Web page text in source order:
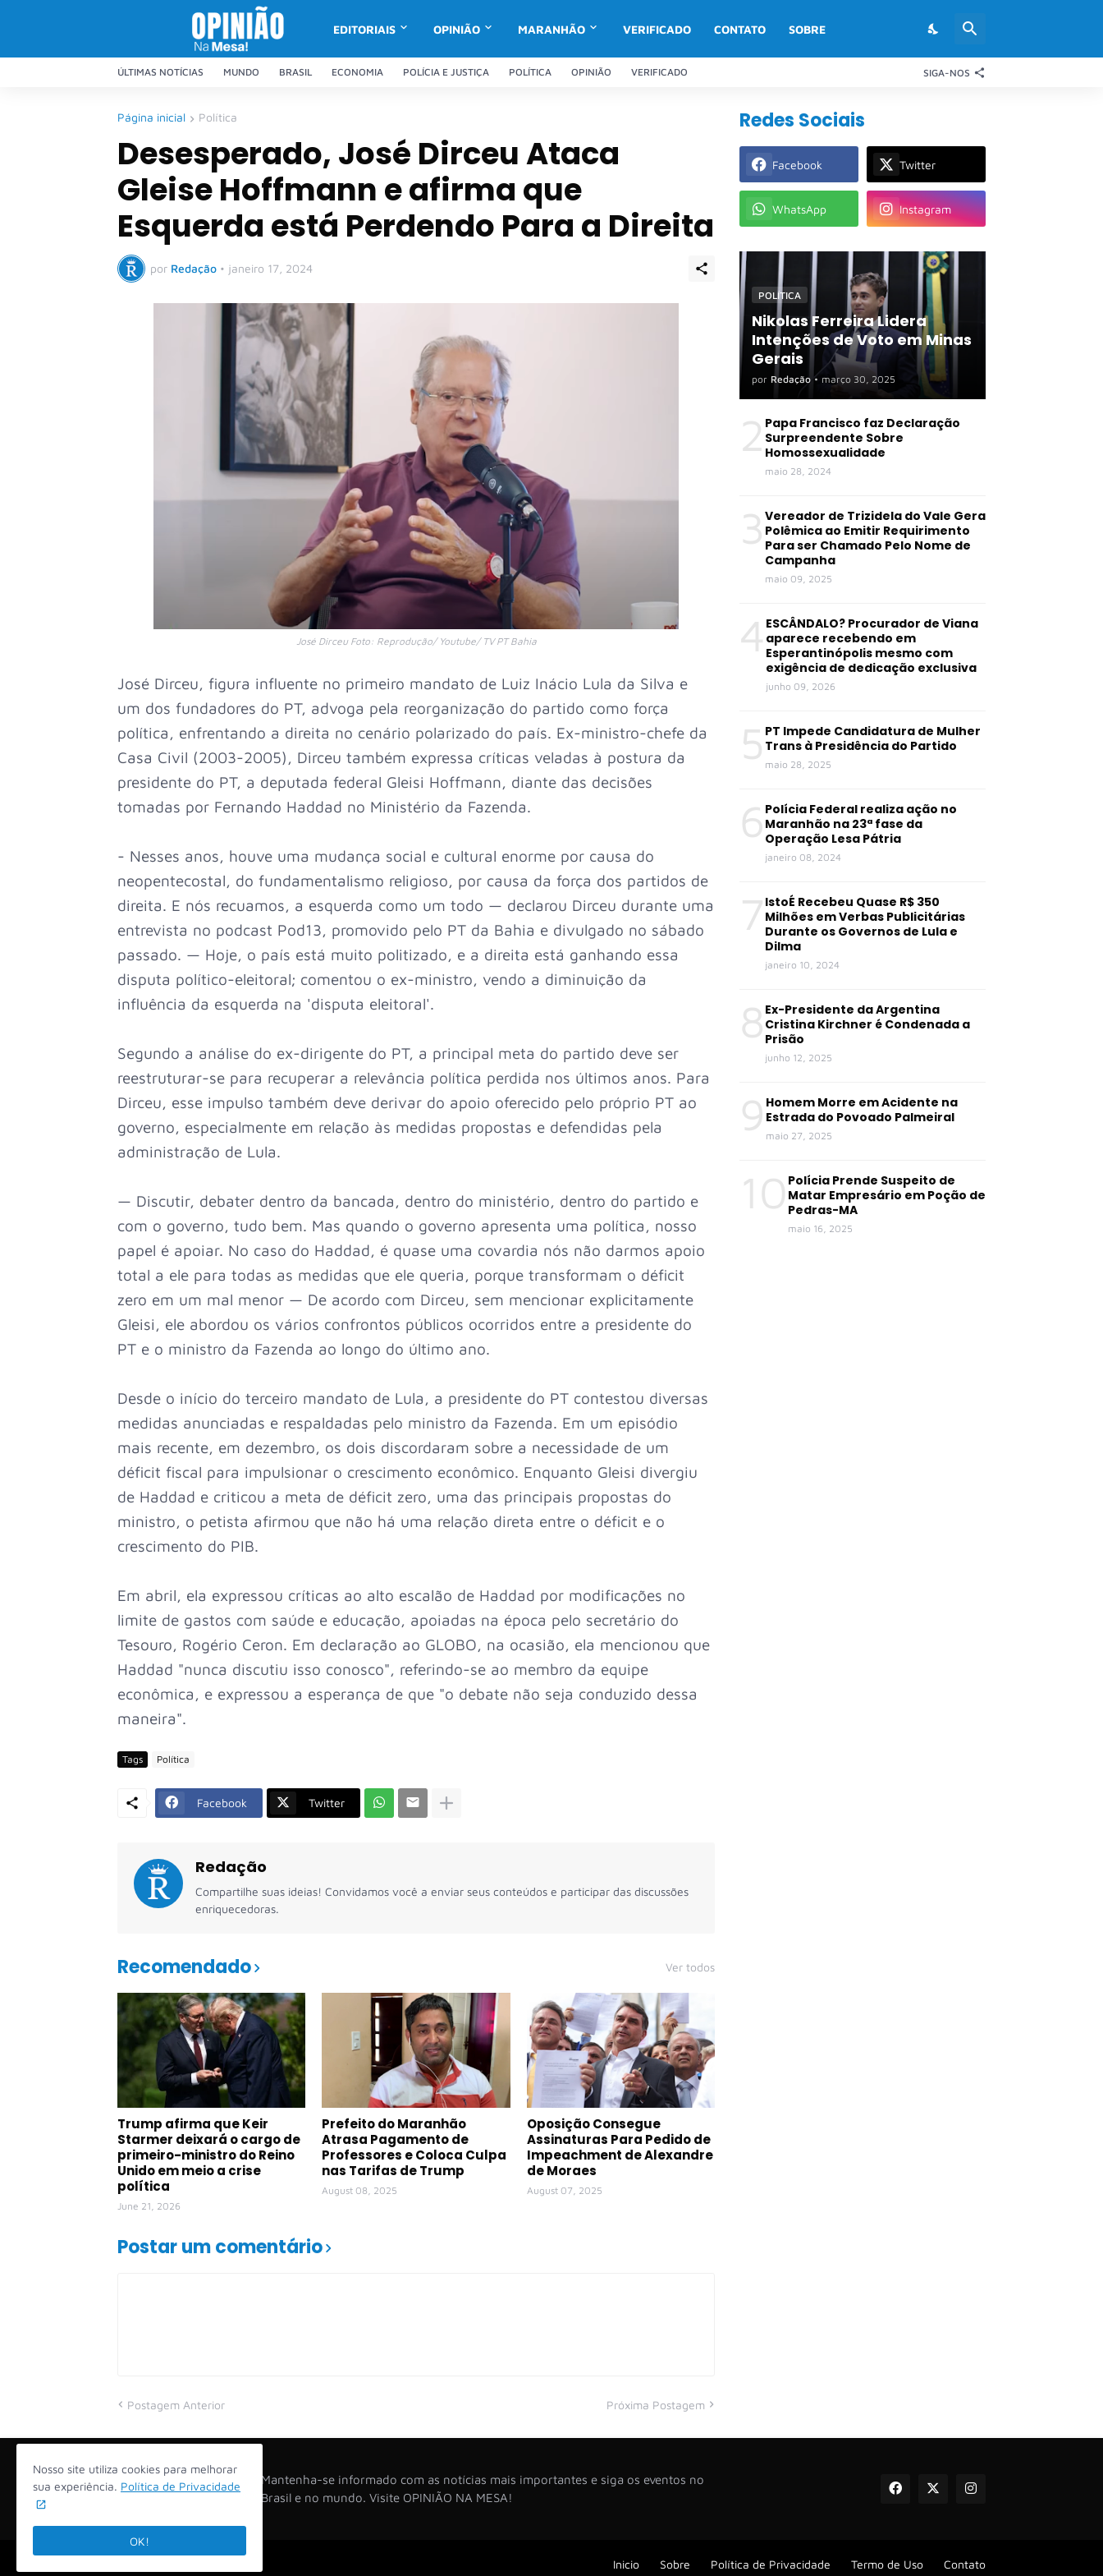
EDITORIAIS OPINIÃO MARANHÃO VERIFICADO CONTATO SOBRE
ÚLTIMAS NOTÍCIAS MUNDO BRASIL ECONOMIA POLÍCIA E JUSTIÇA POLÍTICA OPINIÃO VERIFICADO SIGA-NOS
Página inicial Política
Desesperado, José Dirceu Ataca
Gleise Hoffmann e afirma que
Esquerda está Perdendo Para a Direita
por Redação • janeiro 17, 2024
José Dirceu Foto: Reprodução/ Youtube/ TV PT Bahia
José Dirceu, figura influente no primeiro mandato de Luiz Inácio Lula da Silva e
um dos fundadores do PT, advoga pela reorganização do partido como força
política, enfrentando a direita no cenário polarizado do país. Ex-ministro-chefe da
Casa Civil (2003-2005), Dirceu também expressa críticas veladas à postura da
presidente do PT, a deputada federal Gleisi Hoffmann, diante das decisões
tomadas por Fernando Haddad no Ministério da Fazenda.
- Nesses anos, houve uma mudança social e cultural enorme por causa do
neopentecostal, do fundamentalismo religioso, por causa da força dos partidos de
direita. E nós recuamos, a esquerda como um todo — declarou Dirceu durante uma
entrevista no podcast Pod13, promovido pelo PT da Bahia e divulgado no sábado
passado. — Hoje, o país está muito politizado, e a direita está ganhando essa
disputa político-eleitoral; comentou o ex-ministro, vendo a diminuição da
influência da esquerda na 'disputa eleitoral'.
Segundo a análise do ex-dirigente do PT, a principal meta do partido deve ser
reestruturar-se para recuperar a relevância política perdida nos últimos anos. Para
Dirceu, esse impulso também deve derivar do apoio oferecido pelo próprio PT ao
governo, especialmente em relação às medidas propostas e defendidas pela
administração de Lula.
— Discutir, debater dentro da bancada, dentro do ministério, dentro do partido e
com o governo, tudo bem. Mas quando o governo apresenta uma política, nosso
papel é apoiar. No caso do Haddad, é quase uma covardia nós não darmos apoio
total a ele para todas as medidas que ele queria, porque transformam o déficit
zero em um mal menor — De acordo com Dirceu, sem mencionar explicitamente
Gleisi, ele abordou os vários confrontos públicos ocorridos entre a presidente do
PT e o ministro da Fazenda ao longo do último ano.
Desde o início do terceiro mandato de Lula, a presidente do PT contestou diversas
medidas anunciadas e respaldadas pelo ministro da Fazenda. Em um episódio
mais recente, em dezembro, os dois discordaram sobre a necessidade de um
déficit fiscal para impulsionar o crescimento econômico. Enquanto Gleisi divergiu
de Haddad e criticou a meta de déficit zero, uma das principais propostas do
ministro, o petista afirmou que não há uma relação direta entre o déficit e o
crescimento do PIB.
Em abril, ela expressou críticas ao alto escalão de Haddad por modificações no
limite de gastos com saúde e educação, apoiadas na época pelo secretário do
Tesouro, Rogério Ceron. Em declaração ao GLOBO, na ocasião, ela mencionou que
Haddad "nunca discutiu isso conosco", referindo-se ao membro da equipe
econômica, e expressou a esperança de que "o debate não seja conduzido dessa
maneira".
Tags Política
Facebook Twitter
Redação
Compartilhe suas ideias! Convidamos você a enviar seus conteúdos e participar das discussões
enriquecedoras.
Recomendado Ver todos
Trump afirma que Keir
Starmer deixará o cargo de
primeiro-ministro do Reino
Unido em meio a crise
política
June 21, 2026
Prefeito do Maranhão
Atrasa Pagamento de
Professores e Coloca Culpa
nas Tarifas de Trump
August 08, 2025
Oposição Consegue
Assinaturas Para Pedido de
Impeachment de Alexandre
de Moraes
August 07, 2025
Postar um comentário
Postagem Anterior Próxima Postagem
Redes Sociais
Facebook Twitter
WhatsApp Instagram
POLÍTICA
Nikolas Ferreira Lidera
Intenções de Voto em Minas
Gerais
por Redação • março 30, 2025
2 Papa Francisco faz Declaração
Surpreendente Sobre
Homossexualidade
maio 28, 2024
3 Vereador de Trizidela do Vale Gera
Polêmica ao Emitir Requirimento
Para ser Chamado Pelo Nome de
Campanha
maio 09, 2025
4 ESCÂNDALO? Procurador de Viana
aparece recebendo em
Esperantinópolis mesmo com
exigência de dedicação exclusiva
junho 09, 2026
5 PT Impede Candidatura de Mulher
Trans à Presidência do Partido
maio 28, 2025
6 Polícia Federal realiza ação no
Maranhão na 23ª fase da
Operação Lesa Pátria
janeiro 08, 2024
7 IstoÉ Recebeu Quase R$ 350
Milhões em Verbas Publicitárias
Durante os Governos de Lula e
Dilma
janeiro 10, 2024
8 Ex-Presidente da Argentina
Cristina Kirchner é Condenada a
Prisão
junho 12, 2025
9 Homem Morre em Acidente na
Estrada do Povoado Palmeiral
maio 27, 2025
10 Polícia Prende Suspeito de
Matar Empresário em Poção de
Pedras-MA
maio 16, 2025
Mantenha-se informado com as notícias mais importantes e siga os eventos no
Brasil e no mundo. Visite OPINIÃO NA MESA!
Inicio Sobre Política de Privacidade Termo de Uso Contato
Nosso site utiliza cookies para melhorar
sua experiência. Política de Privacidade
OK!